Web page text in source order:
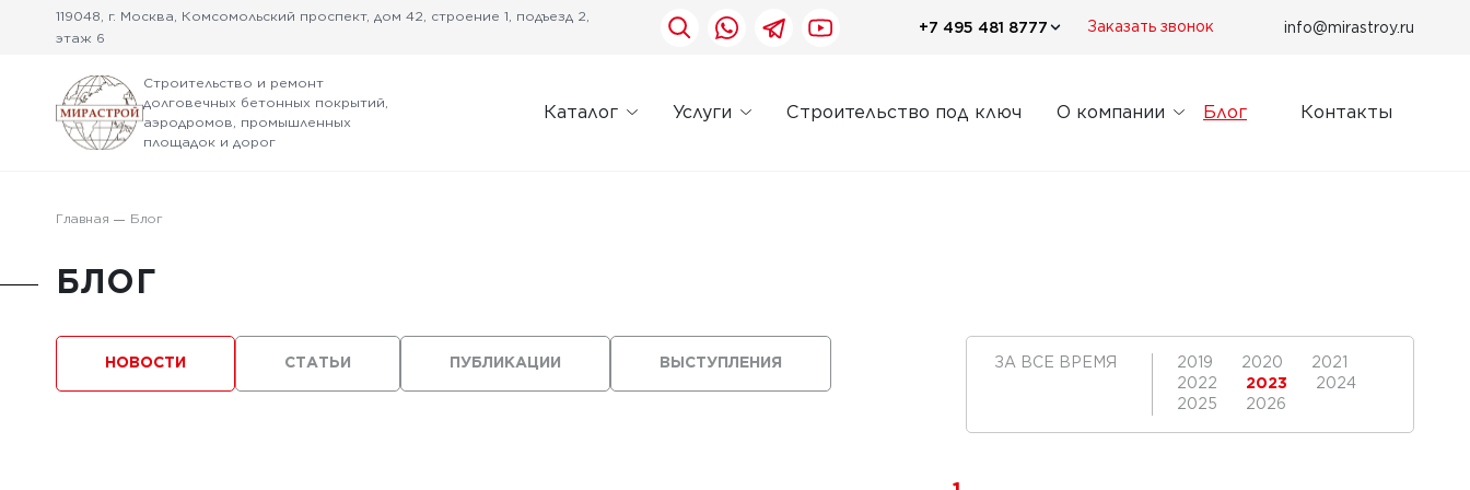
119048, г. Москва, Комсомольский проспект, дом 42, строение 1, подъезд 2,
этаж 6
+7 495 481 8777 Заказать звонок info@mirastroy.ru
Строительство и ремонт
долговечных бетонных покрытий,
аэродромов, промышленных
площадок и дорог
Каталог Услуги Строительство под ключ О компании Блог Контакты
Главная Блог
БЛОГ
ВЫСТУПЛЕНИЯ
ПУБЛИКАЦИИ
НОВОСТИ СТАТЬИ ЗА ВСЕ ВРЕМЯ 2019 2020
2021
2022
2023
2024
2025
2026